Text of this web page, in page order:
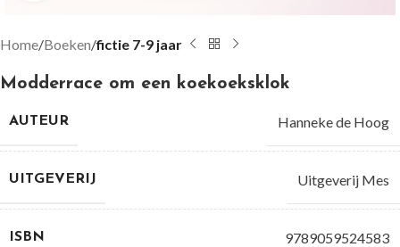
Home Boeken fictie 7-9 jaar
Modderrace om een koekoeksklok
AUTEUR Hanneke de Hoog
UITGEVERIJ Uitgeverij Mes
ISBN 9789059524583